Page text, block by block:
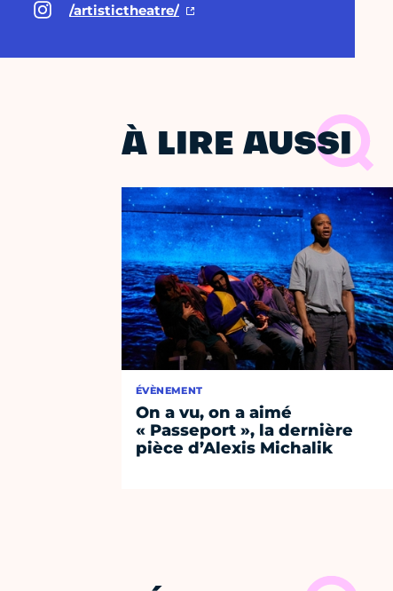
/artistictheatre/
À LIRE AUSSI
ÉVÈNEMENT
On a vu, on a aimé
« Passeport », la dernière
pièce d’Alexis Michalik